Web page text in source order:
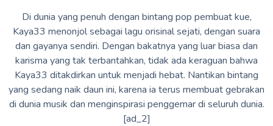
Di dunia yang penuh dengan bintang pop pembuat kue,
Kaya33 menonjol sebagai lagu orisinal sejati, dengan suara
dan gayanya sendiri. Dengan bakatnya yang luar biasa dan
karisma yang tak terbantahkan, tidak ada keraguan bahwa
Kaya33 ditakdirkan untuk menjadi hebat. Nantikan bintang
yang sedang naik daun ini, karena ia terus membuat gebrakan
di dunia musik dan menginspirasi penggemar di seluruh dunia.
[ad_2]